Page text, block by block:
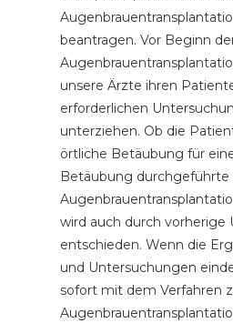
beantragen. Vor Beginn
unsere Ärzte ihren
erforderlichen
unterziehen. Ob die
örtliche Betäubung für
Betäubung durchgeführte
wird auch durch vorherige
entschieden. Wenn die
und Untersuchungen
sofort mit dem Verfahren